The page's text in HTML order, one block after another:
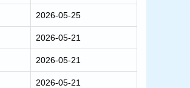
2026-05-25
2026-05-21
2026-05-21
2026-05-21